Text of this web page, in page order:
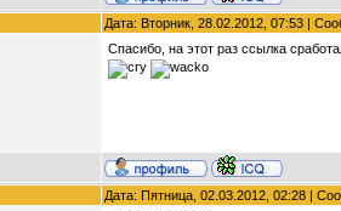
Дата: Вторник, 28.02.2012, 07:53 |
Спасибо, на этот раз ссылка
Дата: Пятница, 02.03.2012, 02:28 |